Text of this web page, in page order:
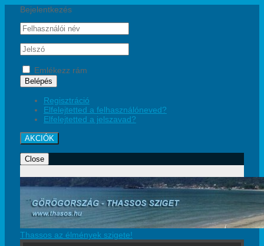
Bejelentkezés
Emlékezz rám
Belépés
Regisztráció
Elfelejtetted a felhasználóneved?
Elfelejtetted a jelszavad?
AKCIÓK
Close
Thassos az élmények szigete!